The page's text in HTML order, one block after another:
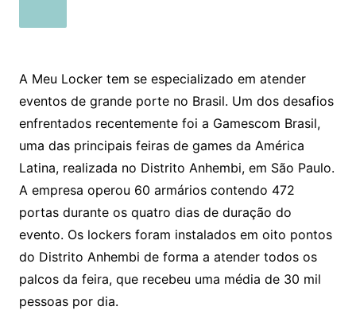
A Meu Locker tem se especializado em atender
eventos de grande porte no Brasil. Um dos desafios
enfrentados recentemente foi a Gamescom Brasil,
uma das principais feiras de games da América
Latina, realizada no Distrito Anhembi, em São Paulo.
A empresa operou 60 armários contendo 472
portas durante os quatro dias de duração do
evento. Os lockers foram instalados em oito pontos
do Distrito Anhembi de forma a atender todos os
palcos da feira, que recebeu uma média de 30 mil
pessoas por dia.